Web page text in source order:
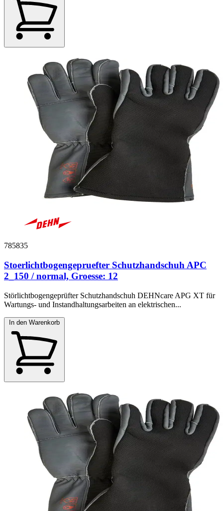
785835
Stoerlichtbogengepruefter Schutzhandschuh APC
2_150 / normal, Groesse: 12
Störlichtbogengeprüfter Schutzhandschuh DEHNcare APG XT für
Wartungs- und Instandhaltungsarbeiten an elektrischen...
In den Warenkorb